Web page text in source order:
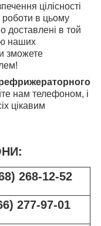
цілісності
роботи в цьому
доставлені в той
наших
зможете
нам телефоном, і
цікавим
268-12-52
277-97-01